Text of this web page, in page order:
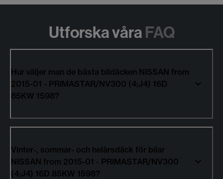
Utforska våra FAQ
Hur väljer man de bästa bildäcken NISSAN from
2015-01 - PRIMASTAR/NV300 (4;J4) 16D
85KW 1598?
Vinter-, sommar- och helårsdäck för bilar
NISSAN from 2015-01 - PRIMASTAR/NV300
(4;J4) 16D 85KW 1598?